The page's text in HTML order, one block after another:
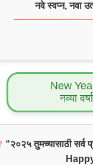
नवे स्वप्न, नवा
New
नव्या
“२०२५ तुमच्यासाठी सर्व